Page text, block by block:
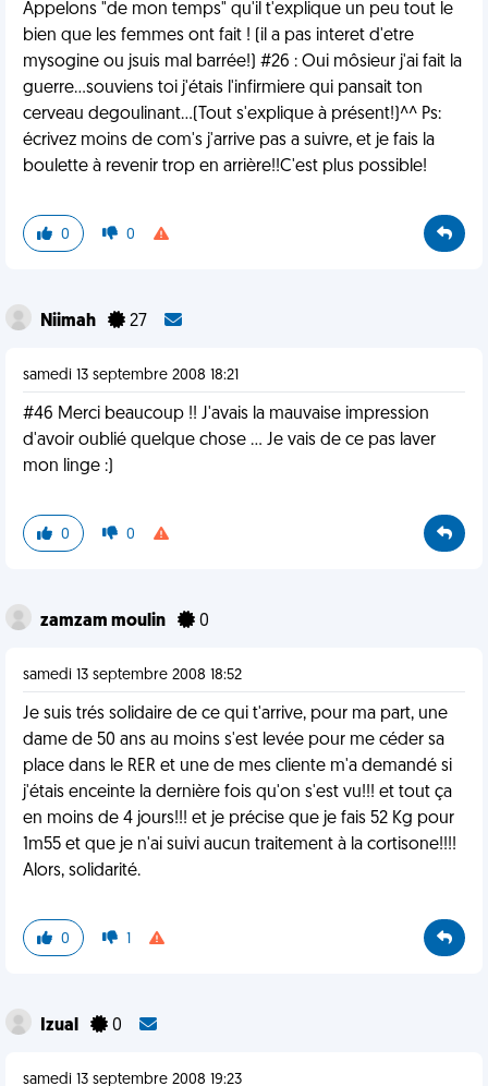
Appelons "de mon temps" qu'il t'explique un peu tout le
bien que les femmes ont fait ! (il a pas interet d'etre
mysogine ou jsuis mal barrée!) #26 : Oui môsieur j'ai fait la
guerre...souviens toi j'étais l'infirmiere qui pansait ton
cerveau degoulinant...(Tout s'explique à présent!)^^ Ps:
écrivez moins de com's j'arrive pas a suivre, et je fais la
boulette à revenir trop en arrière!!C'est plus possible!
0 0
Niimah 27
samedi 13 septembre 2008 18:21
#46 Merci beaucoup !! J'avais la mauvaise impression
d'avoir oublié quelque chose ... Je vais de ce pas laver
mon linge :)
0 0
zamzam moulin 0
samedi 13 septembre 2008 18:52
Je suis trés solidaire de ce qui t'arrive, pour ma part, une
dame de 50 ans au moins s'est levée pour me céder sa
place dans le RER et une de mes cliente m'a demandé si
j'étais enceinte la dernière fois qu'on s'est vu!!! et tout ça
en moins de 4 jours!!! et je précise que je fais 52 Kg pour
1m55 et que je n'ai suivi aucun traitement à la cortisone!!!!
Alors, solidarité.
0 1
Izual 0
samedi 13 septembre 2008 19:23